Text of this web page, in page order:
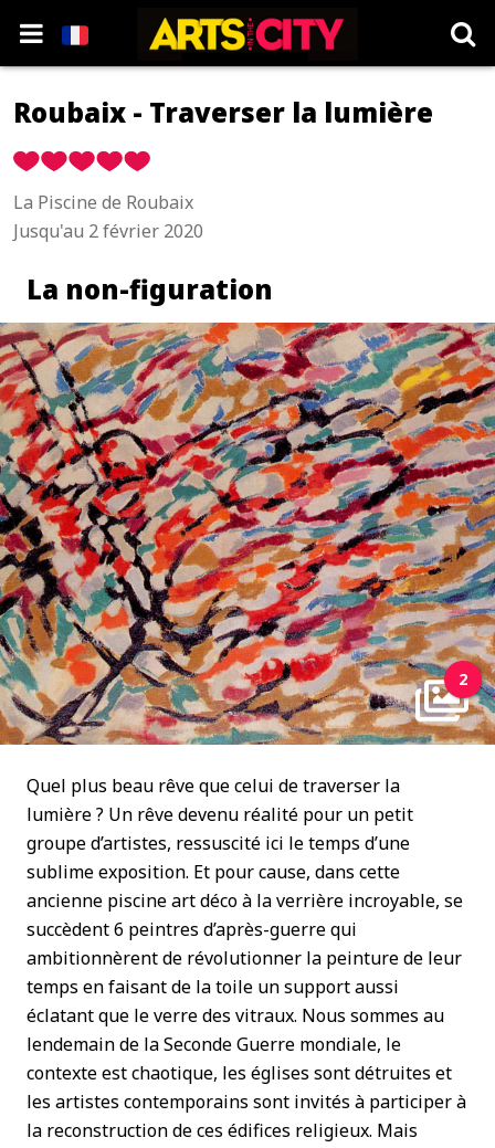
Roubaix - Traverser la lumière
La Piscine de Roubaix
Jusqu'au 2 février 2020
La non-figuration
2
Quel plus beau rêve que celui de traverser la
lumière ? Un rêve devenu réalité pour un petit
groupe d’artistes, ressuscité ici le temps d’une
sublime exposition. Et pour cause, dans cette
ancienne piscine art déco à la verrière incroyable, se
succèdent 6 peintres d’après-guerre qui
ambitionnèrent de révolutionner la peinture de leur
temps en faisant de la toile un support aussi
éclatant que le verre des vitraux. Nous sommes au
lendemain de la Seconde Guerre mondiale, le
contexte est chaotique, les églises sont détruites et
les artistes contemporains sont invités à participer à
la reconstruction de ces édifices religieux. Mais